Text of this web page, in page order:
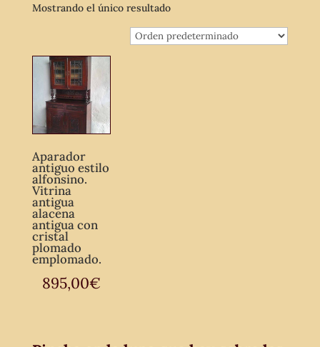
Mostrando el único resultado
Aparador
antiguo estilo
alfonsino.
Vitrina
antigua
alacena
antigua con
cristal
plomado
emplomado.
895,00€